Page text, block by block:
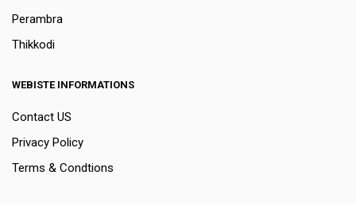
Perambra
Thikkodi
WEBISTE INFORMATIONS
Contact US
Privacy Policy
Terms & Condtions